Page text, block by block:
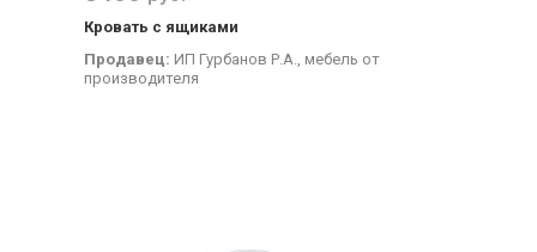
Кровать с ящиками
Продавец: ИП Гурбанов Р.А., мебель от
производителя